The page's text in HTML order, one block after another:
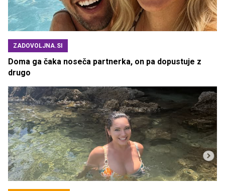
ZADOVOLJNA.SI
Doma ga čaka noseča partnerka, on pa dopustuje z
drugo